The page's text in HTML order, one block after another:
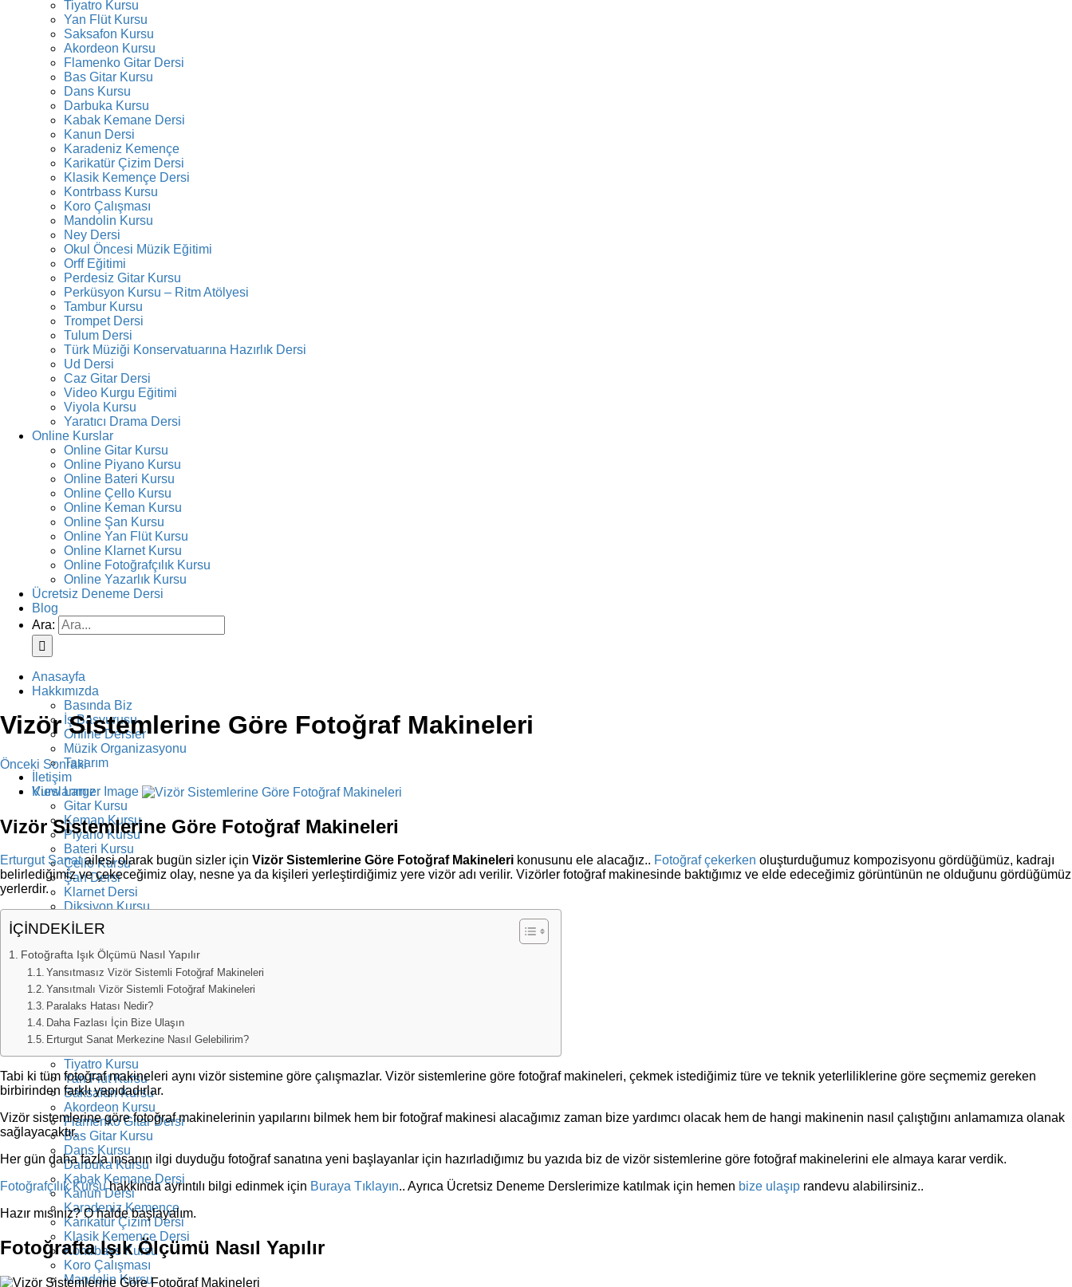
Tiyatro Kursu
Yan Flüt Kursu
Saksafon Kursu
Akordeon Kursu
Flamenko Gitar Dersi
Bas Gitar Kursu
Dans Kursu
Darbuka Kursu
Kabak Kemane Dersi
Kanun Dersi
Karadeniz Kemençe
Karikatür Çizim Dersi
Klasik Kemençe Dersi
Kontrbass Kursu
Koro Çalışması
Mandolin Kursu
Ney Dersi
Okul Öncesi Müzik Eğitimi
Orff Eğitimi
Perdesiz Gitar Kursu
Perküsyon Kursu – Ritm Atölyesi
Tambur Kursu
Trompet Dersi
Tulum Dersi
Türk Müziği Konservatuarına Hazırlık Dersi
Ud Dersi
Caz Gitar Dersi
Video Kurgu Eğitimi
Viyola Kursu
Yaratıcı Drama Dersi
Online Kurslar
Online Gitar Kursu
Online Piyano Kursu
Online Bateri Kursu
Online Çello Kursu
Online Keman Kursu
Online Şan Kursu
Online Yan Flüt Kursu
Online Klarnet Kursu
Online Fotoğrafçılık Kursu
Online Yazarlık Kursu
Ücretsiz Deneme Dersi
Blog
Ara:
Anasayfa
Hakkımızda
Basında Biz
İş Başvurusu
Online Dersler
Müzik Organizasyonu
Tasarım
İletişim
Kurslarımız
Gitar Kursu
Keman Kursu
Piyano Kursu
Bateri Kursu
Çello Kursu
Şan Dersi
Klarnet Dersi
Diksiyon Kursu
Yazarlık Kursu
Resim Kursu
Fotoğrafçılık Kursu
Elektro Gitar Kursu
Klasik Gitar Kursu
Akustik Gitar Dersi
Ukulele Kursu
Konservatuara Hazırlık Dersi
Resim Kursu
Bağlama Kursu
Tiyatro Kursu
Yan Flüt Kursu
Saksafon Kursu
Akordeon Kursu
Flamenko Gitar Dersi
Bas Gitar Kursu
Dans Kursu
Darbuka Kursu
Kabak Kemane Dersi
Kanun Dersi
Karadeniz Kemençe
Karikatür Çizim Dersi
Klasik Kemençe Dersi
Kontrbass Kursu
Koro Çalışması
Mandolin Kursu
Vizör Sistemlerine Göre Fotoğraf Makineleri
Önceki Sonraki
View Larger Image
Vizör Sistemlerine Göre Fotoğraf Makineleri
Erturgut Sanatailesi olarak bugün sizler için Vizör Sistemlerine Göre Fotoğraf Makineleri konusunu ele alacağız.. Fotoğraf çekerken oluşturduğumuz kompozisyonu gördüğümüz, kadrajı
belirlediğimiz ve çekeceğimiz olay, nesne ya da kişileri yerleştirdiğimiz yere vizör adı verilir. Vizörler fotoğraf makinesinde baktığımız ve elde edeceğimiz görüntünün ne olduğunu gördüğümüz
yerlerdir.
İÇİNDEKİLER
Fotoğrafta Işık Ölçümü Nasıl Yapılır
Yansıtmasız Vizör Sistemli Fotoğraf Makineleri
Yansıtmalı Vizör Sistemli Fotoğraf Makineleri
Paralaks Hatası Nedir?
Daha Fazlası İçin Bize Ulaşın
Erturgut Sanat Merkezine Nasıl Gelebilirim?
Tabi ki tüm fotoğraf makineleri aynı vizör sistemine göre çalışmazlar. Vizör sistemlerine göre fotoğraf makineleri, çekmek istediğimiz türe ve teknik yeterliliklerine göre seçmemiz gereken
birbirinden farklı yapıdadırlar.
Vizör sistemlerine göre fotoğraf makinelerinin yapılarını bilmek hem bir fotoğraf makinesi alacağımız zaman bize yardımcı olacak hem de hangi makinenin nasıl çalıştığını anlamamıza olanak
sağlayacaktır.
Her gün daha fazla insanın ilgi duyduğu fotoğraf sanatına yeni başlayanlar için hazırladığımız bu yazıda biz de vizör sistemlerine göre fotoğraf makinelerini ele almaya karar verdik.
Fotoğrafçılık Kursuhakkında ayrıntılı bilgi edinmek için Buraya Tıklayın.. Ayrıca Ücretsiz Deneme Derslerimize katılmak için hemen bize ulaşıp randevu alabilirsiniz..
Hazır mısınız? O halde başlayalım.
Fotoğrafta Işık Ölçümü Nasıl Yapılır